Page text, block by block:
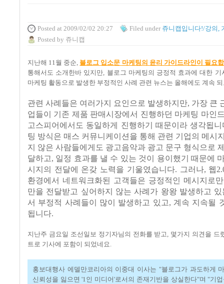
Posted at 2009/02/02 20:27 Filed under 쥬니캡입니다!/강의,
Posted by 쥬니캡
지난해 11월 중순, 블로그 입소문 마케팅의 윤리 가이드라인이 필요
통해서도 소개한바 있지만, 블로그 마케팅의 긍정적 효과에 대한
마케팅 활동으로 발생한 부정적인 사례 관련 뉴스는 올해에도 계속
관련 사례들은 여러가지 요인으로 발생하지만, 가장 큰
업들이 기존 제품 판매시장에서 진행하던 마케팅 마인
고스피어에서도 동일하게 진행하기 때문이라 생각됩니
팅 방식은 매스 커뮤니케이션을 통해 관련 기업의 메시
지 않은 사람들에게도 광고음악과 광고 문구 형식으로
달하고, 일정 효과를 낼 수 있는 것이 용이했기 때문에
시지의 전달에 온갖 노력을 기울였습니다. 그러나, 웹
환경에서 네트워크화된 고객들은 긍정적인 메시지로
만을 전달받고 싶어하지 않는 사례가 왕왕 발생하고
서 부정적 사례들이 많이 발생하고 있고, 계속 지속될
됩니다.
지난주 금요일 조선일보 정기자님의 전화를 받고, 몇가지 의견을 드
트로 기사에 포함이 되었네요.
홍보대행사 에델만코리아의 이중대 이사는 "블로그가 과도하게
신뢰성을 잃으면 '1인 미디어'로서의 존재기반을 상실한다"며 "기